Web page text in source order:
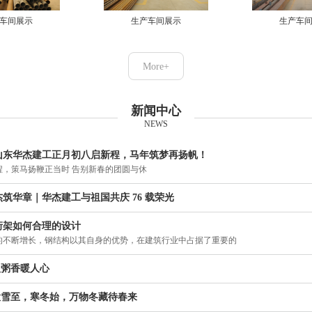
间展示 生产车间展示 生产车
More+
新闻中心
NEWS
华杰建工正月初八启新程，马年筑梦再扬帆！
，策马扬鞭正当时 告别新春的团圆与休
华章｜华杰建工与祖国共庆 76 载荣光
架如何合理的设计
不断增长，钢结构以其自身的优势，在建筑行业中占据了重要的
香暖人心
至，寒冬始，万物冬藏待春来